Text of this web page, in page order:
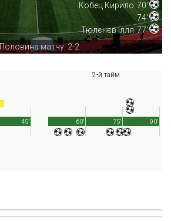
Кобец Кирило 70'
74'
Тюлєнєв Ілля 77'
Половина матчу: 2-2
45'
2-й тайм
90'
60' 75'